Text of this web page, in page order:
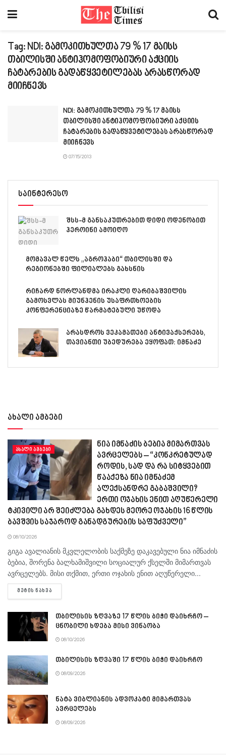
Tag: NDI: გამოკითხულთა 79 % 17 მაისს
თბილისში ანტიჰომოფობიური აქციის
ჩატარების გადაწყვეტილებას არასწორად
მიიჩნევს
NDI: გამოკითხულთა 79 % 17 მაისს
თბილისში ანტიჰომოფობიური აქციის
ჩატარების გადაწყვეტილებას არასწორად
მიიჩნევს
07/15/2013
საინტერესო
შსს-მ განსაკუთრებით დიდი ოდენობით
ჰეროინი ამოიღო
მომავალ წელს „აგროჰაბი“ თბილისში და
რეგიონებში ფილიალებს გახსნის
რიჩარდ ნორლანდმა ირაკლი ღარიბაშვილის
გამოსვლას მიუნჰენის უსაფრთხოების
კონფერენციაზე წარმატებული უწოდა
არას­დროს ვე­კა­მა­თე­ბი ან­ტი­ვაქ­სე­რებს,
თა­ვი­ან­თი უბე­დუ­რე­ბა ეყო­ფათ: იმნაძე
ახალი ამბები
ᲐᲮᲐᲚᲘ ᲐᲛᲑᲔᲑᲘ
ნია იმნაძის ბებია მიმართვას
ავრცელებს – “კონკრეტულად
როდის, სად და რა სიტყვებით
წააქეზა ნია იმნაძემ
ალექსანდრე გაბაშვილი?
ერთი ოჯახის ენით აღუწერელი
ტკივილი არ შეიძლება გახდეს მეორე ოჯახის 16 წლის
ბავშვის საჯაროდ განადგურების საფუძველი”
08/10/2026
გიგა ავა­ლი­ა­ნის მკვლე­ლო­ბის საქ­მე­ზე და­კა­ვე­ბუ­ლი ნია იმ­ნა­ძის
ბე­ბია, შო­რე­ნა ბალ­ხა­მიშ­ვი­ლი სო­ცი­ა­ლურ ქსელ­ში მი­მარ­თვას
ავ­რცე­ლებს. მისი თქმით, ერთი ოჯა­ხის ენით აღუ­წე­რე­ლი...
ᲛᲔᲢᲘᲡ ᲜᲐᲮᲕᲐ
თბილისის ზღვაზე 17 წლის ბიჭი დაიხრჩო –
ცნობილი ხდება მისი ვინაობა
08/10/2026
თბილისის ზღვაში 17 წლის ბიჭი დაიხრჩო
08/09/2026
ნატა ვიბლიანის ადვოკატი მიმართვას
ავრცელებს
08/09/2026